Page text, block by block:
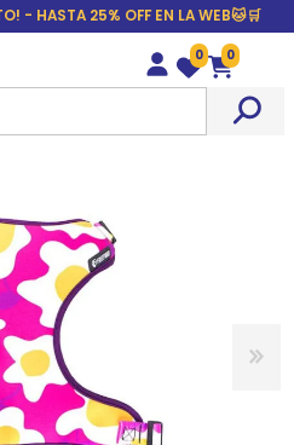
- HASTA 25% OFF EN LA WEB🐱🛒
Wishlist
0
Carrito
0